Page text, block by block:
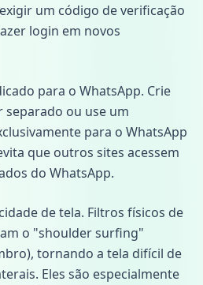
um código de verificação
login em novos
para o WhatsApp. Crie
ou use um
para o WhatsApp
que outros sites acessem
do WhatsApp.
de tela. Filtros físicos de
o "shoulder surfing"
tornando a tela difícil de
Eles são especialmente